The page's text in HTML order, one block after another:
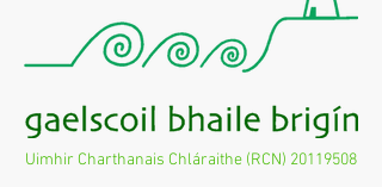
Uimhir Charthanais Chláraithe (RCN) 20119508